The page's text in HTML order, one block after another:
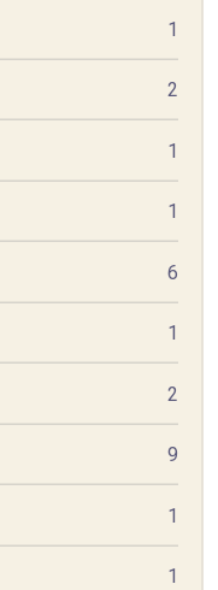
1
2
1
1
6
1
2
9
1
1